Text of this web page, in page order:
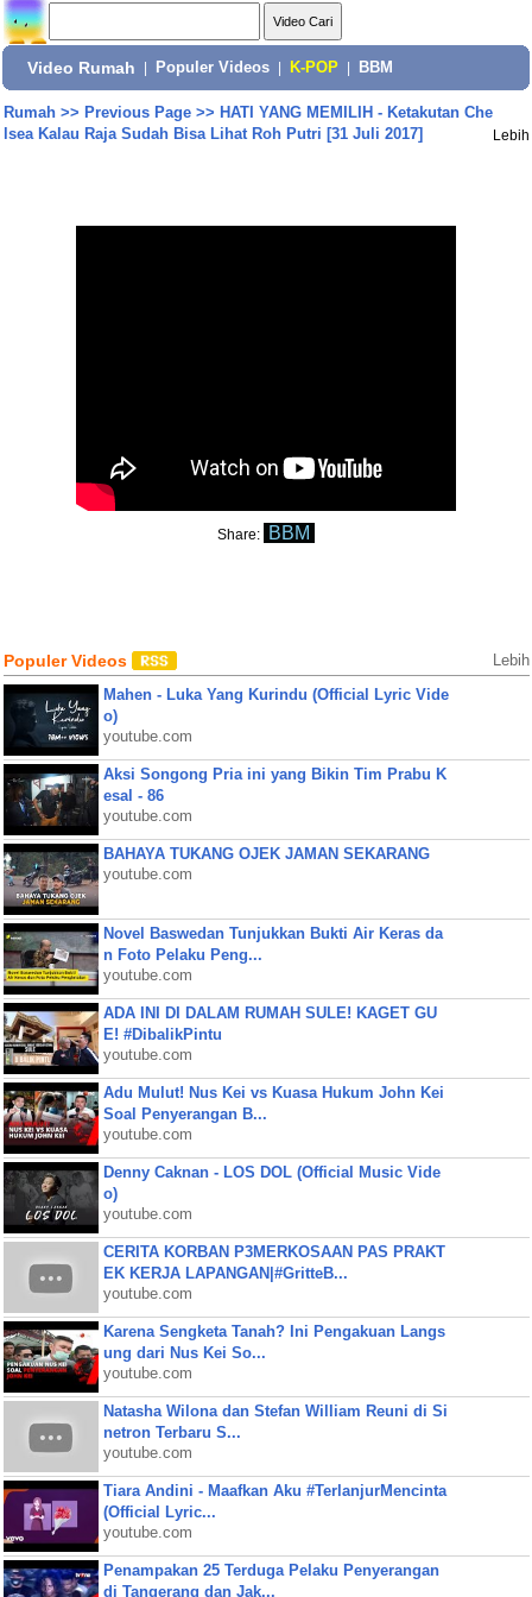
Video Rumah Populer Videos K-POP BBM
Rumah>> Previous Page>> HATI YANG MEMILIH - Ketakutan Che
lsea Kalau Raja Sudah Bisa Lihat Roh Putri [31 Juli 2017]
Lebih
Share: BBM
Populer Videos Lebih
Mahen - Luka Yang Kurindu (Official Lyric Vide
o)
youtube.com
Aksi Songong Pria ini yang Bikin Tim Prabu K
esal - 86
youtube.com
BAHAYA TUKANG OJEK JAMAN SEKARANG
youtube.com
Novel Baswedan Tunjukkan Bukti Air Keras da
n Foto Pelaku Peng...
youtube.com
ADA INI DI DALAM RUMAH SULE! KAGET GU
E! #DibalikPintu
youtube.com
Adu Mulut! Nus Kei vs Kuasa Hukum John Kei
Soal Penyerangan B...
youtube.com
Denny Caknan - LOS DOL (Official Music Vide
o)
youtube.com
CERITA KORBAN P3MERKOSAAN PAS PRAKT
EK KERJA LAPANGAN|#GritteB...
youtube.com
Karena Sengketa Tanah? Ini Pengakuan Langs
ung dari Nus Kei So...
youtube.com
Natasha Wilona dan Stefan William Reuni di Si
netron Terbaru S...
youtube.com
Tiara Andini - Maafkan Aku #TerlanjurMencinta
(Official Lyric...
youtube.com
Penampakan 25 Terduga Pelaku Penyerangan
di Tangerang dan Jak...